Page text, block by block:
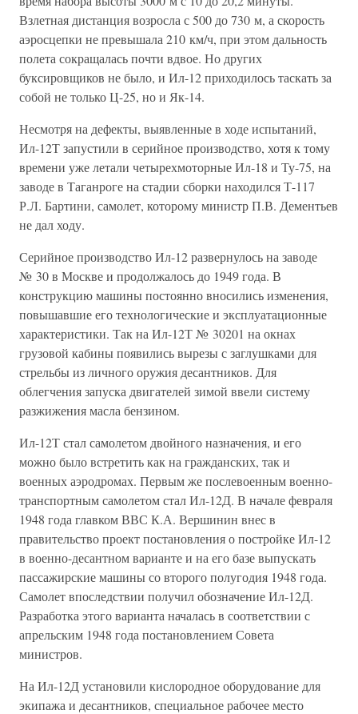
Взлетная дистанция возросла с 500 до 730 м, а скорость
аэросцепки не превышала 210 км/ч, при этом дальность
полета сокращалась почти вдвое. Но других
буксировщиков не было, и Ил-12 приходилось таскать за
собой не только Ц-25, но и Як-14.
Несмотря на дефекты, выявленные в ходе испытаний,
Ил-12Т запустили в серийное производство, хотя к тому
времени уже летали четырехмоторные Ил-18 и Ту-75, на
заводе в Таганроге на стадии сборки находился Т-117
Р.Л. Бартини, самолет, которому министр П.В. Дементьев
не дал ходу.
Серийное производство Ил-12 развернулось на заводе
№ 30 в Москве и продолжалось до 1949 года. В
конструкцию машины постоянно вносились изменения,
повышавшие его технологические и эксплуатационные
характеристики. Так на Ил-12Т № 30201 на окнах
грузовой кабины появились вырезы с заглушками для
стрельбы из личного оружия десантников. Для
облегчения запуска двигателей зимой ввели систему
разжижения масла бензином.
Ил-12Т стал самолетом двойного назначения, и его
можно было встретить как на гражданских, так и
военных аэродромах. Первым же послевоенным военно-
транспортным самолетом стал Ил-12Д. В начале февраля
1948 года главком ВВС К.А. Вершинин внес в
правительство проект постановления о постройке Ил-12
в военно-десантном варианте и на его базе выпускать
пассажирские машины со второго полугодия 1948 года.
Самолет впоследствии получил обозначение Ил-12Д.
Разработка этого варианта началась в соответствии с
апрельским 1948 года постановлением Совета
министров.
На Ил-12Д установили кислородное оборудование для
экипажа и десантников, специальное рабочее место